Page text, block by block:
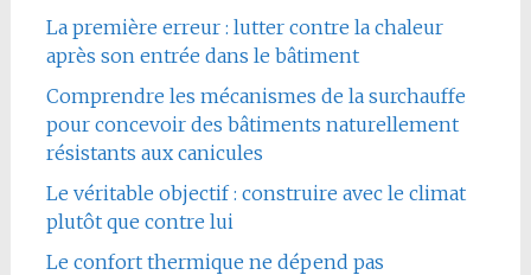
La première erreur : lutter contre la chaleur
après son entrée dans le bâtiment
Comprendre les mécanismes de la surchauffe
pour concevoir des bâtiments naturellement
résistants aux canicules
Le véritable objectif : construire avec le climat
plutôt que contre lui
Le confort thermique ne dépend pas